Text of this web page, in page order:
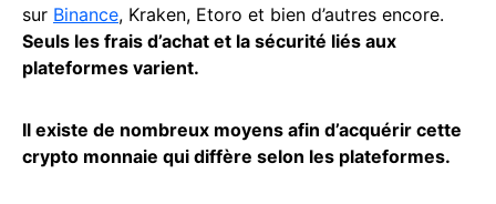
sur Binance, Kraken, Etoro et bien d’autres encore.
Seuls les frais d’achat et la sécurité liés aux
plateformes varient.
Il existe de nombreux moyens afin d’acquérir cette
crypto monnaie qui diffère selon les plateformes.